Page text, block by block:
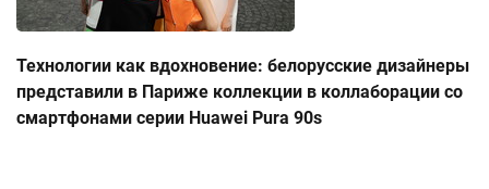
Технологии как вдохновение: белорусские дизайнеры
представили в Париже коллекции в коллаборации со
смартфонами серии Huawei Pura 90s